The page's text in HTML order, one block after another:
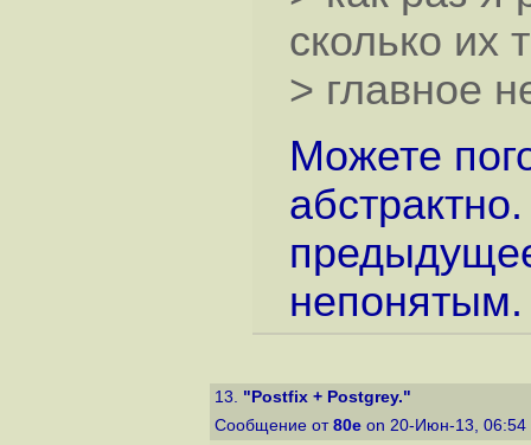
сколько их
> главное
Можете
непонятым.
13. "Postfix + Postgrey."
Сообщение от 80е on 20-Июн-13, 06:54